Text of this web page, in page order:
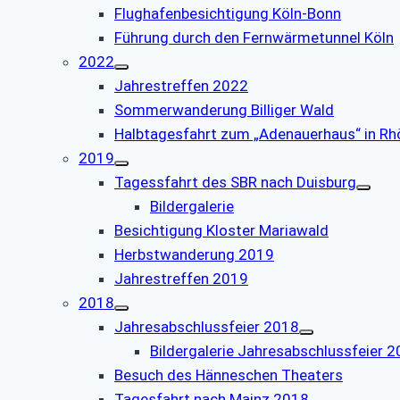
Flughafenbesichtigung Köln-Bonn
Führung durch den Fernwärmetunnel Köln
2022
Jahrestreffen 2022
Sommerwanderung Billiger Wald
Halbtagesfahrt zum „Adenauerhaus“ in
2019
Tagessfahrt des SBR nach Duisburg
Bildergalerie
Besichtigung Kloster Mariawald
Herbstwanderung 2019
Jahrestreffen 2019
2018
Jahresabschlussfeier 2018
Bildergalerie Jahresabschlussfeier
Besuch des Hänneschen Theaters